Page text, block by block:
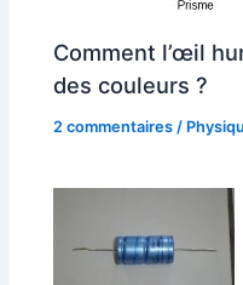
Comment l’œil
des couleurs ?
2 commentaires /